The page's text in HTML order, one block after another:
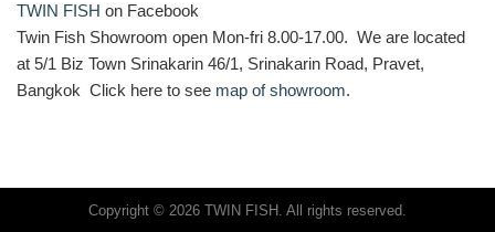
TWIN FISH on Facebook
Twin Fish Showroom open Mon-fri 8.00-17.00. We are located
at 5/1 Biz Town Srinakarin 46/1, Srinakarin Road, Pravet,
Bangkok Click here to see map of showroom.
Copyright © 2026 TWIN FISH. All rights reserved.